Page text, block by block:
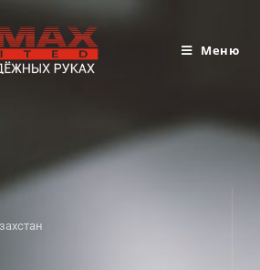
Меню